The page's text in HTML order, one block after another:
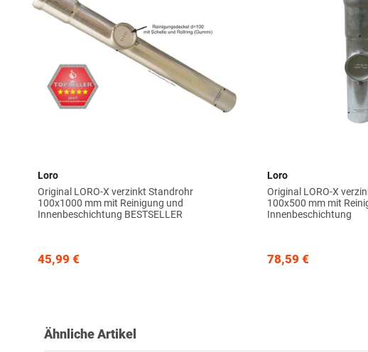
Loro
Original LORO-X verzinkt Standrohr
100x1000 mm mit Reinigung und
Innenbeschichtung BESTSELLER
45,99 €
Loro
Original LORO-X
100x500 mm mit
Innenbeschichtung
78,59 €
Ähnliche Artikel